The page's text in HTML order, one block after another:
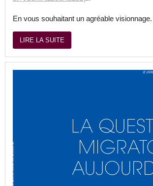
En vous souhaitant un agréable visionnage.
LIRE LA SUITE